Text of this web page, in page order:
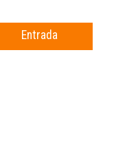
Entrada